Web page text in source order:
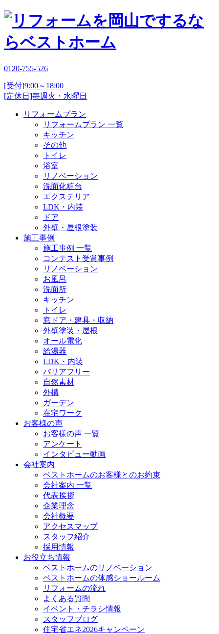
0120-755-526
[受付]9:00～18:00
[定休日]毎週火・水曜日
リフォームプラン
リフォームプラン 一覧
キッチン
その他
トイレ
浴室
リノベーション
洗面化粧台
エクステリア
LDK・内装
ドア
外壁・屋根塗装
施工事例
施工事例 一覧
コンテスト受賞事例
リノベーション
お風呂
洗面所
キッチン
トイレ
窓ドア・建具・収納
外壁塗装・屋根
オール電化
給湯器
LDK・内装
バリアフリー
自然素材
外構
ガーデン
在宅ワーク
お客様の声
お客様の声 一覧
アンケート
インタビュー動画
会社案内
ベストホームのお客様とのお約束
会社案内 一覧
代表挨拶
企業理念
会社概要
アクセスマップ
スタッフ紹介
採用情報
お役立ち情報
ベストホームのリノベーション
ベストホームの体感ショールーム
リフォームの流れ
よくある質問
イベント・チラシ情報
スタッフブログ
住宅省エネ2026キャンペーン